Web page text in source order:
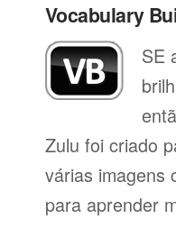
Vocabulary
SE
Zulu foi criado
várias imagens
para aprender